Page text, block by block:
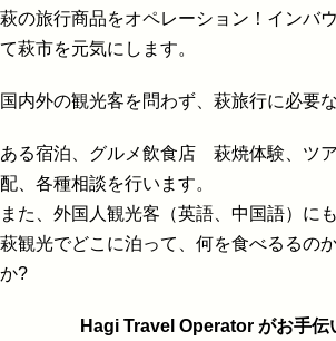
萩の旅行商品をオペレーション！インバ
て萩市を元気にします。
国内外の観光客を問わず、萩旅行に必要
ある宿泊、グルメ飲食店 萩焼体験、ツ
配、各種相談を行います。
また、外国人観光客（英語、中国語）に
萩観光でどこに泊って、何を食べるるの
か?
Hagi Travel Operator がお手伝